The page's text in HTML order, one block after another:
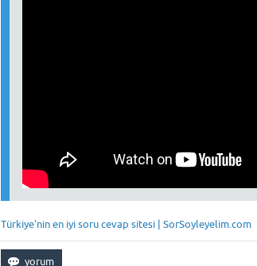
Türkiye'nin en iyi soru cevap sitesi | SorSoyleyelim.com